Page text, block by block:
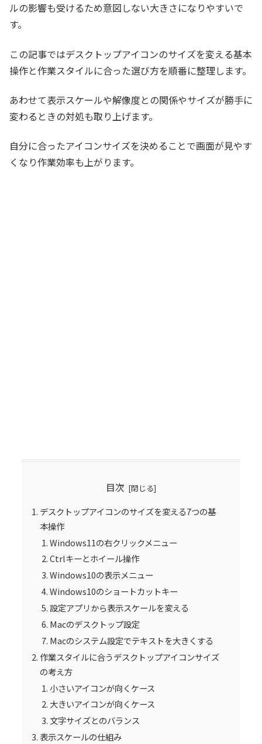
ルの影響も受けるため意図しない大きさになりやすいで
す。
この記事ではデスクトップアイコンのサイズを変える基本
操作と作業スタイルに合った選び方を順番に整理します。
あわせて表示スケールや解像度との関係やサイズが勝手に
変わるときの対処も取り上げます。
自分に合ったアイコンサイズを決めることで画面が見やす
くなり作業効率も上がります。
目次
デスクトップアイコンのサイズを変える7つの基
本操作
Windows11の右クリックメニュー
Ctrlキーとホイール操作
Windows10の表示メニュー
Windows10のショートカットキー
設定アプリから表示スケールを変える
Macのデスクトップ設定
Macのシステム設定でテキストを大きくする
作業スタイルに合うデスクトップアイコンサイズ
の考え方
小さいアイコンが向くケース
大きいアイコンが向くケース
文字サイズとのバランス
表示スケールの仕組み